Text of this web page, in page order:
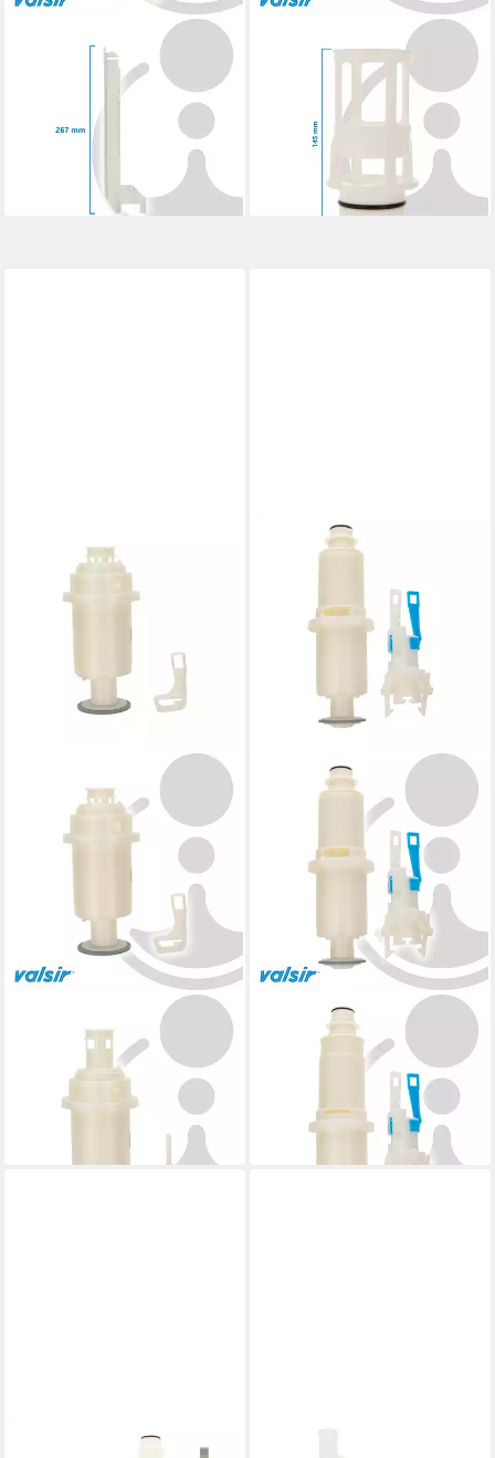
Spülkasten Niederhalter
Wasserpegelstab UP-
Spülkasten MEDUSA
lieferbar - in 4-5 Werktagen bei dir
Spülkasten Bassin Führung
mit Dichtung zu UP-
Spülkasten ANGEL
VS0820437
lieferbar - in 4-5 Werktagen bei dir
Spülkasten Heberglocke mit
Anker für UP-Spülkasten
EGEA VS0820479
lieferbar - in 4-5 Werktagen bei dir
Spülkasten Heberglocke für
2-Mengen UP-Spülkasten
33,30 €
lieferbar - in 4-5 Werktagen bei dir